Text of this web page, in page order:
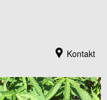
Kontakt